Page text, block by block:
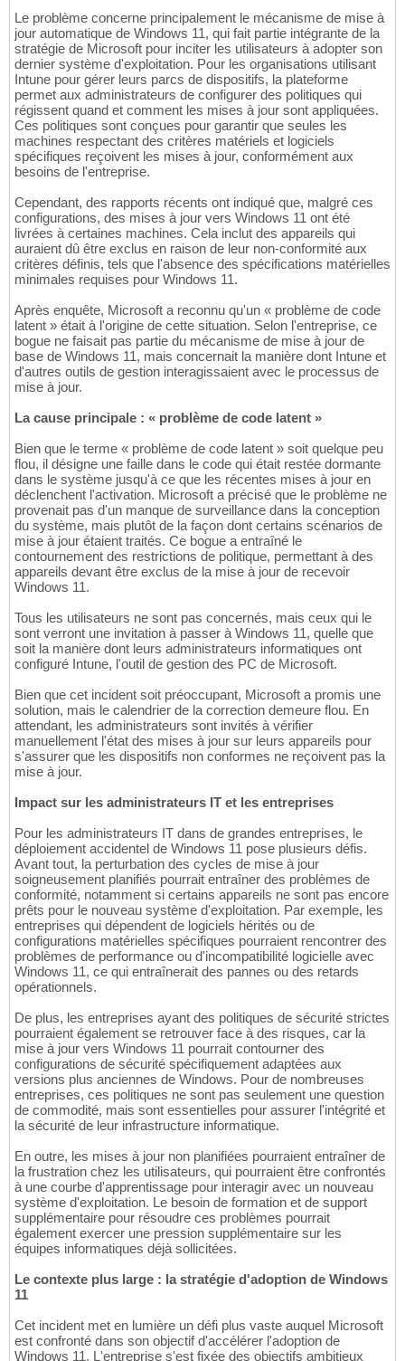
Le problème concerne principalement le mécanisme de mise à
jour automatique de Windows 11, qui fait partie intégrante de la
stratégie de Microsoft pour inciter les utilisateurs à adopter son
dernier système d'exploitation. Pour les organisations utilisant
Intune pour gérer leurs parcs de dispositifs, la plateforme
permet aux administrateurs de configurer des politiques qui
régissent quand et comment les mises à jour sont appliquées.
Ces politiques sont conçues pour garantir que seules les
machines respectant des critères matériels et logiciels
spécifiques reçoivent les mises à jour, conformément aux
besoins de l'entreprise.
Cependant, des rapports récents ont indiqué que, malgré ces
configurations, des mises à jour vers Windows 11 ont été
livrées à certaines machines. Cela inclut des appareils qui
auraient dû être exclus en raison de leur non-conformité aux
critères définis, tels que l'absence des spécifications matérielles
minimales requises pour Windows 11.
Après enquête, Microsoft a reconnu qu'un « problème de code
latent » était à l'origine de cette situation. Selon l'entreprise, ce
bogue ne faisait pas partie du mécanisme de mise à jour de
base de Windows 11, mais concernait la manière dont Intune et
d'autres outils de gestion interagissaient avec le processus de
mise à jour.
La cause principale : « problème de code latent »
Bien que le terme « problème de code latent » soit quelque peu
flou, il désigne une faille dans le code qui était restée dormante
dans le système jusqu'à ce que les récentes mises à jour en
déclenchent l'activation. Microsoft a précisé que le problème ne
provenait pas d'un manque de surveillance dans la conception
du système, mais plutôt de la façon dont certains scénarios de
mise à jour étaient traités. Ce bogue a entraîné le
contournement des restrictions de politique, permettant à des
appareils devant être exclus de la mise à jour de recevoir
Windows 11.
Tous les utilisateurs ne sont pas concernés, mais ceux qui le
sont verront une invitation à passer à Windows 11, quelle que
soit la manière dont leurs administrateurs informatiques ont
configuré Intune, l'outil de gestion des PC de Microsoft.
Bien que cet incident soit préoccupant, Microsoft a promis une
solution, mais le calendrier de la correction demeure flou. En
attendant, les administrateurs sont invités à vérifier
manuellement l'état des mises à jour sur leurs appareils pour
s'assurer que les dispositifs non conformes ne reçoivent pas la
mise à jour.
Impact sur les administrateurs IT et les entreprises
Pour les administrateurs IT dans de grandes entreprises, le
déploiement accidentel de Windows 11 pose plusieurs défis.
Avant tout, la perturbation des cycles de mise à jour
soigneusement planifiés pourrait entraîner des problèmes de
conformité, notamment si certains appareils ne sont pas encore
prêts pour le nouveau système d'exploitation. Par exemple, les
entreprises qui dépendent de logiciels hérités ou de
configurations matérielles spécifiques pourraient rencontrer des
problèmes de performance ou d'incompatibilité logicielle avec
Windows 11, ce qui entraînerait des pannes ou des retards
opérationnels.
De plus, les entreprises ayant des politiques de sécurité strictes
pourraient également se retrouver face à des risques, car la
mise à jour vers Windows 11 pourrait contourner des
configurations de sécurité spécifiquement adaptées aux
versions plus anciennes de Windows. Pour de nombreuses
entreprises, ces politiques ne sont pas seulement une question
de commodité, mais sont essentielles pour assurer l'intégrité et
la sécurité de leur infrastructure informatique.
En outre, les mises à jour non planifiées pourraient entraîner de
la frustration chez les utilisateurs, qui pourraient être confrontés
à une courbe d'apprentissage pour interagir avec un nouveau
système d'exploitation. Le besoin de formation et de support
supplémentaire pour résoudre ces problèmes pourrait
également exercer une pression supplémentaire sur les
équipes informatiques déjà sollicitées.
Le contexte plus large : la stratégie d'adoption de Windows
11
Cet incident met en lumière un défi plus vaste auquel Microsoft
est confronté dans son objectif d'accélérer l'adoption de
Windows 11. L'entreprise s'est fixée des objectifs ambitieux